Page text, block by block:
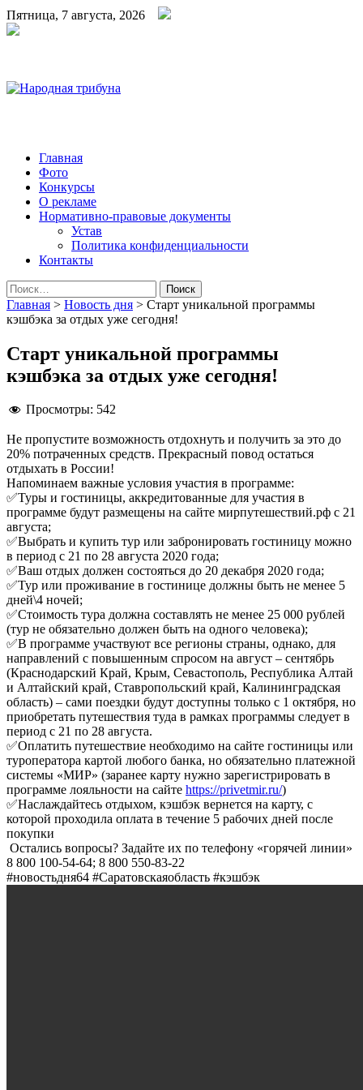
Пятница, 7 августа, 2026
Народная трибуна
Калининская районная газета
Главная
Фото
Конкурсы
О рекламе
Нормативно-правовые документы
Устав
Политика конфиденциальности
Контакты
Найти:
Главная > Новость дня > Старт уникальной программы
кэшбэка за отдых уже сегодня!
Старт уникальной программы
кэшбэка за отдых уже сегодня!
Просмотры: 542
Не пропустите возможность отдохнуть и получить за это до
20% потраченных средств. Прекрасный повод остаться
отдыхать в России!
Напоминаем важные условия участия в программе:
✅Туры и гостиницы, аккредитованные для участия в
программе будут размещены на сайте мирпутешествий.рф с 21
августа;
✅Выбрать и купить тур или забронировать гостиницу можно
в период с 21 по 28 августа 2020 года;
✅Ваш отдых должен состояться до 20 декабря 2020 года;
✅Тур или проживание в гостинице должны быть не менее 5
дней\4 ночей;
✅Стоимость тура должна составлять не менее 25 000 рублей
(тур не обязательно должен быть на одного человека);
✅В программе участвуют все регионы страны, однако, для
направлений с повышенным спросом на август – сентябрь
(Краснодарский Край, Крым, Севастополь, Республика Алтай
и Алтайский край, Ставропольский край, Калининградская
область) – сами поездки будут доступны только с 1 октября, но
приобретать путешествия туда в рамках программы следует в
период с 21 по 28 августа.
✅Оплатить путешествие необходимо на сайте гостиницы или
туроператора картой любого банка, но обязательно платежной
системы «МИР» (заранее карту нужно зарегистрировать в
программе лояльности на сайте https://privetmir.ru/)
✅Наслаждайтесь отдыхом, кэшбэк вернется на карту, с
которой проходила оплата в течение 5 рабочих дней после
покупки
Остались вопросы? Задайте их по телефону «горячей линии»
8 800 100-54-64; 8 800 550-83-22
#новостьдня64 #Саратовскаяобласть #кэшбэк